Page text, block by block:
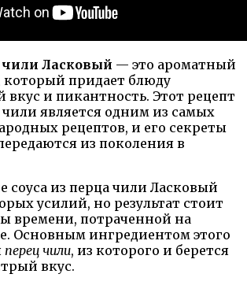
чили Ласковый — это ароматный
который придает блюду
и пикантность. Этот рецепт
чили является одним из самых
рецептов, и его секреты
из поколения в
соуса из перца чили Ласковый
усилий, но результат стоит
времени, потраченной на
Основным ингредиентом этого
перец чили, из которого и берется
вкус.